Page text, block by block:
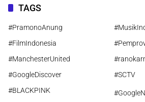
TAGS
#PramonoAnung
#FilmIndonesia
#ManchesterUnited
#GoogleDiscover
#SCTV
#BLACKPINK